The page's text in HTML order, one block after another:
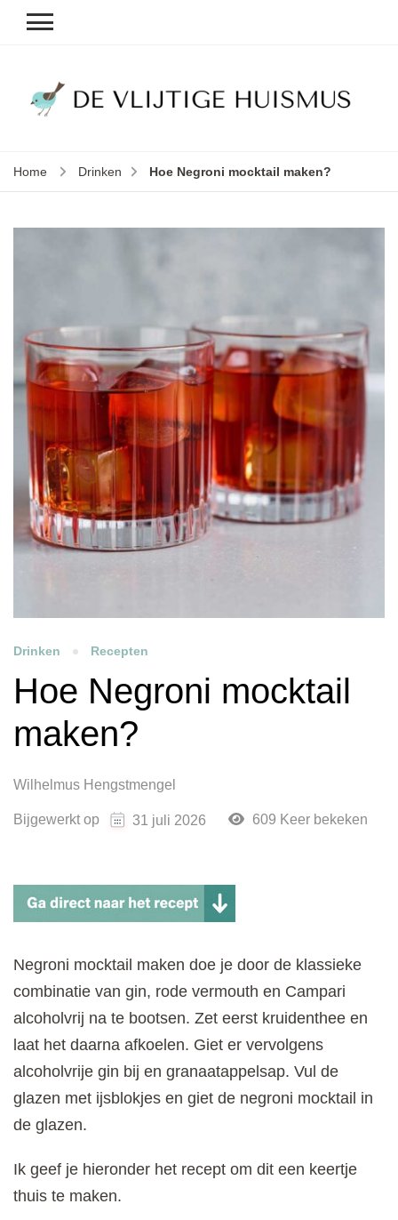
Home Drinken Hoe Negroni mocktail maken?
Drinken Recepten
Hoe Negroni mocktail
maken?
Wilhelmus Hengstmengel
Bijgewerkt op 31 juli 2026 609 Keer bekeken
Negroni mocktail maken doe je door de klassieke
combinatie van gin, rode vermouth en Campari
alcoholvrij na te bootsen. Zet eerst kruidenthee en
laat het daarna afkoelen. Giet er vervolgens
alcoholvrije gin bij en granaatappelsap. Vul de
glazen met ijsblokjes en giet de negroni mocktail in
de glazen.
Ik geef je hieronder het recept om dit een keertje
thuis te maken.